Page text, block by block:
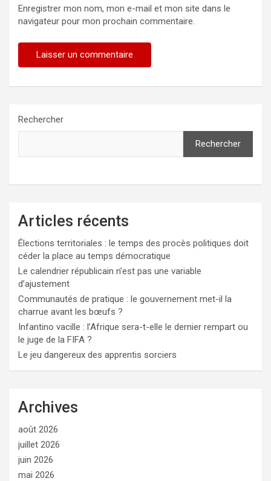
Enregistrer mon nom, mon e-mail et mon site dans le
navigateur pour mon prochain commentaire.
Rechercher
Rechercher
Articles récents
Élections territoriales : le temps des procès politiques doit
céder la place au temps démocratique
Le calendrier républicain n’est pas une variable
d’ajustement
Communautés de pratique : le gouvernement met-il la
charrue avant les bœufs ?
Infantino vacille : l’Afrique sera-t-elle le dernier rempart ou
le juge de la FIFA ?
Le jeu dangereux des apprentis sorciers
Archives
août 2026
juillet 2026
juin 2026
mai 2026